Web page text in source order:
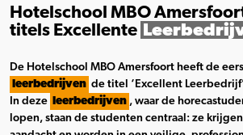
Hotelschool MBO
titels Excellente
De Hotelschool MBO Amersfoort heeft de
leerbedrijven de titel ‘Excellent
In deze
leerbedrijven , waar de
lopen, staan de studenten centraal: ze